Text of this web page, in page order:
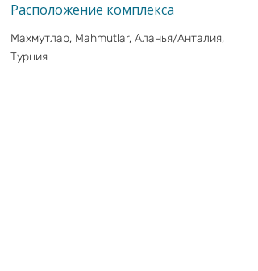
Расположение комплекса
Махмутлар, Mahmutlar, Аланья/Анталия,
Турция